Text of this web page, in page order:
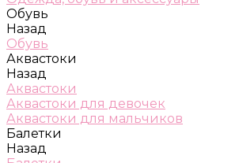
Обувь
Назад
Обувь
Аквастоки
Назад
Аквастоки
Аквастоки для девочек
Аквастоки для мальчиков
Балетки
Назад